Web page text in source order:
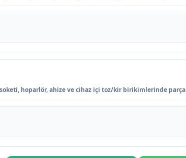
hoparlör, ahize ve cihaz içi toz/kir birikimlerinde